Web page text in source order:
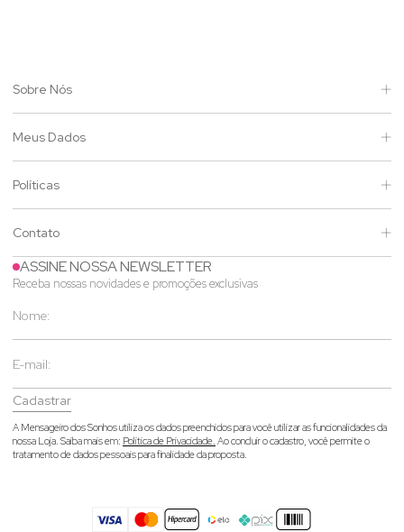
Sobre Nós
Meus Dados
Políticas
Contato
ASSINE NOSSA NEWSLETTER
Receba nossas novidades e promoções exclusivas
Cadastrar
A Mensageiro dos Sonhos utiliza os dados preenchidos para você utilizar as funcionalidades da
nossa Loja. Saiba mais em: Política de Privacidade. Ao concluir o cadastro, você permite o
tratamento de dados pessoais para finalidade da proposta.